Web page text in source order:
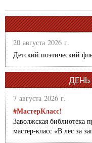
20 августа 2026 г.
Детский поэтический
ДЕНЬ
7 августа 2026 г.
#МастерКласс!
Заволжская библиотека
мастер-класс «В лес за